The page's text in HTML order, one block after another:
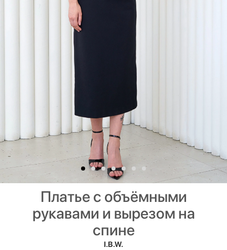
Платье с объёмными
рукавами и вырезом на
спине
I.B.W.